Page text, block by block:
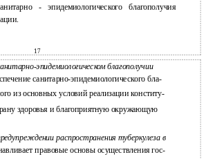
- эпидемиологического благополучия
17
эпидемиологическом благополучии
санитарно-эпидемиологическогобла-
из основных условий реализации конститу-
здоровья и благоприятную окружающую
распространения туберкулеза в
правовые основы осуществления гос-